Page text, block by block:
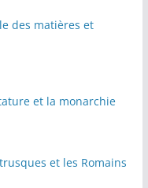
des matières et
et la monarchie
et les Romains